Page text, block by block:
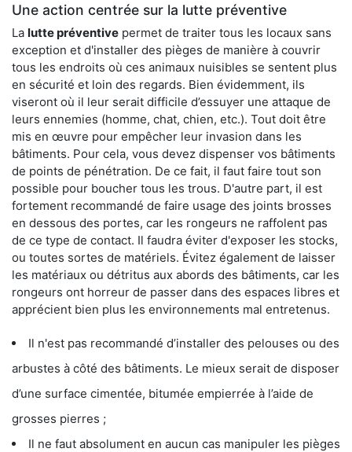
Une action centrée sur la lutte préventive
La lutte préventive permet de traiter tous les locaux sans
exception et d'installer des pièges de manière à couvrir
tous les endroits où ces animaux nuisibles se sentent plus
en sécurité et loin des regards. Bien évidemment, ils
viseront où il leur serait difficile d’essuyer une attaque de
leurs ennemies (homme, chat, chien, etc.). Tout doit être
mis en œuvre pour empêcher leur invasion dans les
bâtiments. Pour cela, vous devez dispenser vos bâtiments
de points de pénétration. De ce fait, il faut faire tout son
possible pour boucher tous les trous. D'autre part, il est
fortement recommandé de faire usage des joints brosses
en dessous des portes, car les rongeurs ne raffolent pas
de ce type de contact. Il faudra éviter d'exposer les stocks,
ou toutes sortes de matériels. Évitez également de laisser
les matériaux ou détritus aux abords des bâtiments, car les
rongeurs ont horreur de passer dans des espaces libres et
apprécient bien plus les environnements mal entretenus.
Il n'est pas recommandé d’installer des pelouses ou des
arbustes à côté des bâtiments. Le mieux serait de disposer
d’une surface cimentée, bitumée empierrée à l’aide de
grosses pierres ;
Il ne faut absolument en aucun cas manipuler les pièges